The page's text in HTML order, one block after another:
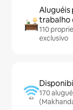
Aluguéis
trabalho
110
exclusivo
170